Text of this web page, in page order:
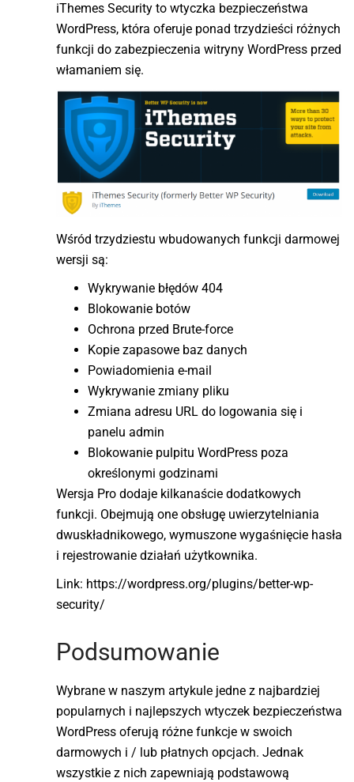
iThemes Security to wtyczka bezpieczeństwa
WordPress, która oferuje ponad trzydzieści różnych
funkcji do zabezpieczenia witryny WordPress przed
włamaniem się.
Wśród trzydziestu wbudowanych funkcji darmowej
wersji są:
Wykrywanie błędów 404
Blokowanie botów
Ochrona przed Brute-force
Kopie zapasowe baz danych
Powiadomienia e-mail
Wykrywanie zmiany pliku
Zmiana adresu URL do logowania się i
panelu admin
Blokowanie pulpitu WordPress poza
określonymi godzinami
Wersja Pro dodaje kilkanaście dodatkowych
funkcji. Obejmują one obsługę uwierzytelniania
dwuskładnikowego, wymuszone wygaśnięcie hasła
i rejestrowanie działań użytkownika.
Link: https://wordpress.org/plugins/better-wp-
security/
Podsumowanie
Wybrane w naszym artykule jedne z najbardziej
popularnych i najlepszych wtyczek bezpieczeństwa
WordPress oferują różne funkcje w swoich
darmowych i / lub płatnych opcjach. Jednak
wszystkie z nich zapewniają podstawową